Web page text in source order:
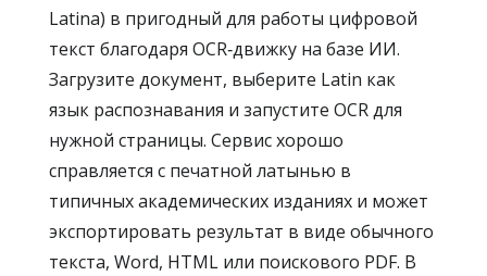
Latina) в пригодный для работы цифровой
текст благодаря OCR‑движку на базе ИИ.
Загрузите документ, выберите Latin как
язык распознавания и запустите OCR для
нужной страницы. Сервис хорошо
справляется с печатной латынью в
типичных академических изданиях и может
экспортировать результат в виде обычного
текста, Word, HTML или поискового PDF. В